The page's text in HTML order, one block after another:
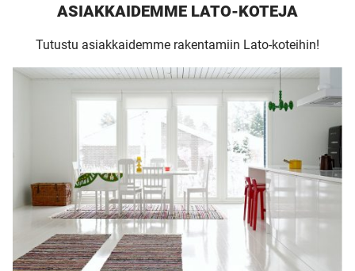
ASIAKKAIDEMME LATO-KOTEJA
Tutustu asiakkaidemme rakentamiin Lato-koteihin!
UUSI
UNELMISTA
KODIKSI-
TALOKIRJA ON